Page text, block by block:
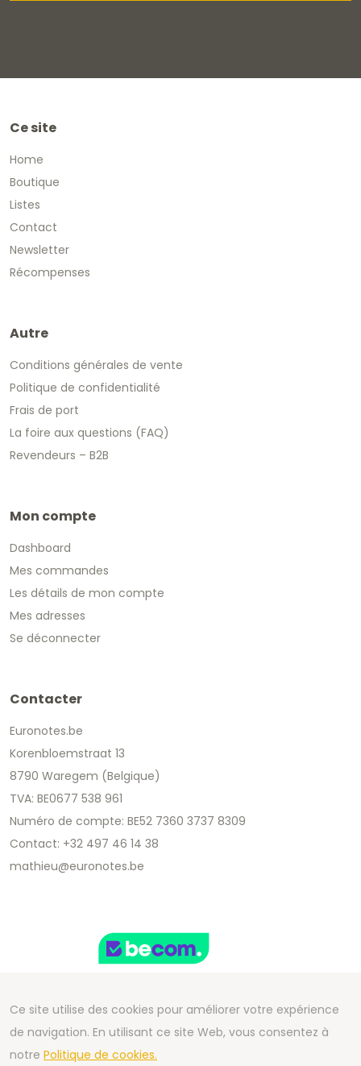
Ce site
Home
Boutique
Listes
Contact
Newsletter
Récompenses
Autre
Conditions générales de vente
Politique de confidentialité
Frais de port
La foire aux questions (FAQ)
Revendeurs – B2B
Mon compte
Dashboard
Mes commandes
Les détails de mon compte
Mes adresses
Se déconnecter
Contacter
Euronotes.be
Korenbloemstraat 13
8790 Waregem (Belgique)
TVA: BE0677 538 961
Numéro de compte: BE52 7360 3737 8309
Contact: +32 497 46 14 38
mathieu@euronotes.be
Copyright 2026 We Can Do Better Online BV
Development by2mprove
Ce site utilise des cookies pour améliorer votre expérience
de navigation. En utilisant ce site Web, vous consentez à
notre Politique de cookies.